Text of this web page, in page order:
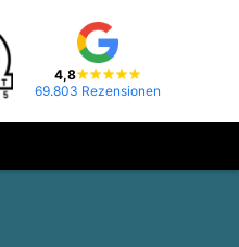
4,8
69.803 Rezensionen